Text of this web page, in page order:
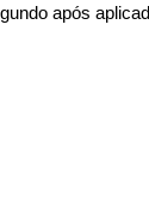
após